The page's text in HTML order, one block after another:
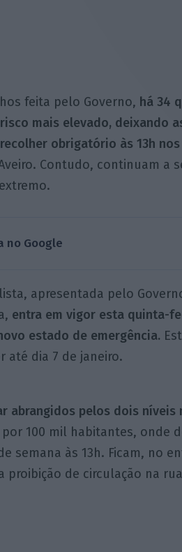
feita pelo Governo, há 34
mais elevado, deixando
obrigatório às 13h
Contudo, continuam a
no Google
apresentada pelo
entra em vigor esta quinta-
estado de emergência.
até dia 7 de janeiro.
abrangidos pelos dois níveis
100 mil habitantes, onde
semana às 13h. Ficam, no
de circulação na